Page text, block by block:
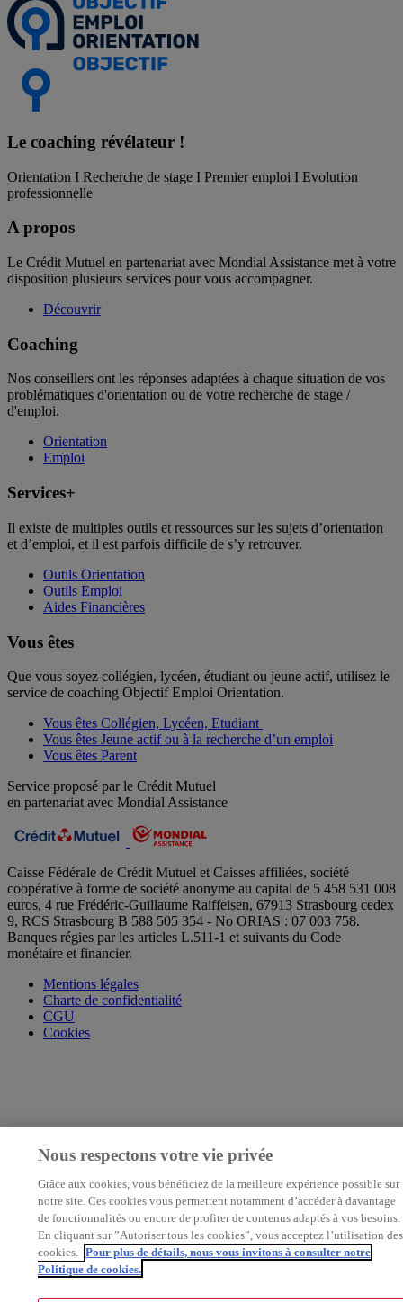
Le coaching révélateur !
Orientation I Recherche de stage I Premier emploi I Evolution
professionnelle
A propos
Le Crédit Mutuel en partenariat avec Mondial Assistance met à votre
disposition plusieurs services pour vous accompagner.
Découvrir
Coaching
Nos conseillers ont les réponses adaptées à chaque situation de vos
problématiques d'orientation ou de votre recherche de stage /
d'emploi.
Orientation
Emploi
Services+
Il existe de multiples outils et ressources sur les sujets d’orientation
et d’emploi, et il est parfois difficile de s’y retrouver.
Outils Orientation
Outils Emploi
Aides Financières
Vous êtes
Que vous soyez collégien, lycéen, étudiant ou jeune actif, utilisez le
service de coaching Objectif Emploi Orientation.
Vous êtes Collégien, Lycéen, Etudiant
Vous êtes Jeune actif ou à la recherche d’un emploi
Vous êtes Parent
Service proposé par le Crédit Mutuel
en partenariat avec Mondial Assistance
Caisse Fédérale de Crédit Mutuel et Caisses affiliées, société
coopérative à forme de société anonyme au capital de 5 458 531 008
euros, 4 rue Frédéric-Guillaume Raiffeisen, 67913 Strasbourg cedex
9, RCS Strasbourg B 588 505 354 - No ORIAS : 07 003 758.
Banques régies par les articles L.511-1 et suivants du Code
monétaire et financier.
Mentions légales
Charte de confidentialité
CGU
Cookies
Nous respectons votre vie privée
Grâce aux cookies, vous bénéficiez de la meilleure expérience possible sur
notre site. Ces cookies vous permettent notamment d’accéder à davantage
de fonctionnalités ou encore de profiter de contenus adaptés à vos besoins.
En cliquant sur ”Autoriser tous les cookies”, vous acceptez l’utilisation des
cookies. Pour plus de détails, nous vous invitons à consulter notre
Politique de cookies.